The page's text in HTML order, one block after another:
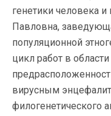
генетики человека
Павловна,
популяционной
цикл работ в
вирусным
филогенетического